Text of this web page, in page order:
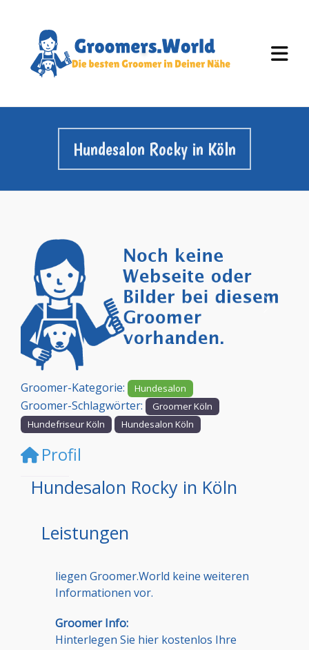
Hundesalon Rocky in Köln
Vorheriges
Groomer-Kategorie: Hundesalon
Groomer-Schlagwörter:
Groomer Köln
Hundefriseur Köln
Hundesalon Köln
Profil
Hundesalon Rocky in Köln
Leistungen
liegen Groomer.World keine weiteren
Informationen vor.
Groomer Info:
Hinterlegen Sie hier kostenlos Ihre